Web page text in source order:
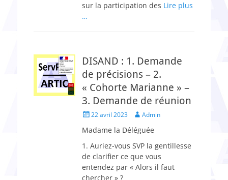
sur la participation des Lire plus
…
DISAND : 1. Demande
de précisions – 2.
« Cohorte Marianne » –
3. Demande de réunion
Posted22 avril 2023 Author
Admin
Madame la Déléguée
1. Auriez-vous SVP la gentillesse
de clarifier ce que vous
entendez par « Alors il faut
chercher » ?